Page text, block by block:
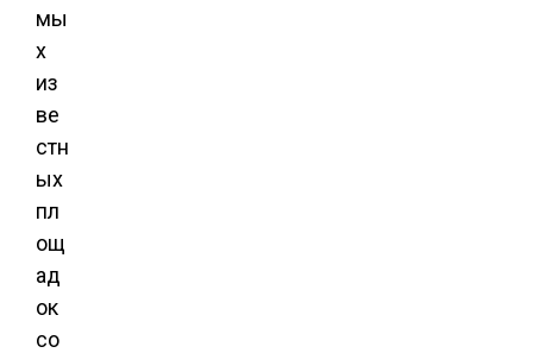
мы
х
из
ве
стн
ых
пл
ощ
ад
ок
со